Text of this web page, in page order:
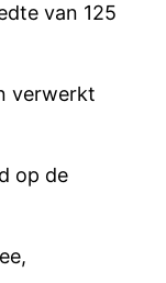
van 125
verwerkt
op de